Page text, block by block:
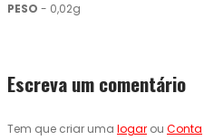
PESO - 0,02g
Escreva um comentário
Tem que criar uma logar ou Conta